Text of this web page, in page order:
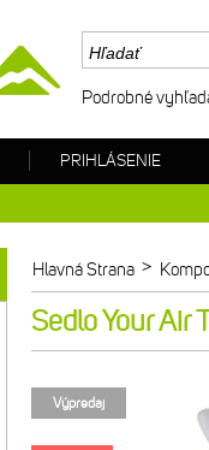
Hlavná Strana >
Sedlo Your
Výpredaj
Podrobné
PRIHLÁSENIE